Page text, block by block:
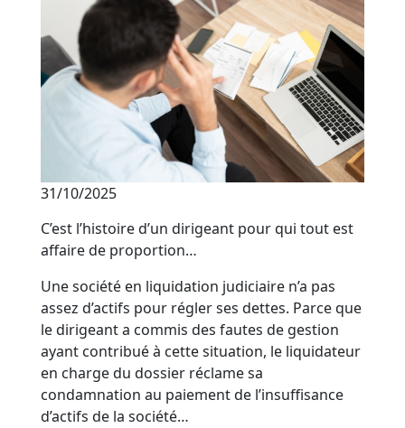
31/10/2025
C’est l’histoire d’un dirigeant pour qui tout est
affaire de proportion…
Une société en liquidation judiciaire n’a pas
assez d’actifs pour régler ses dettes. Parce que
le dirigeant a commis des fautes de gestion
ayant contribué à cette situation, le liquidateur
en charge du dossier réclame sa
condamnation au paiement de l’insuffisance
d’actifs de la société…